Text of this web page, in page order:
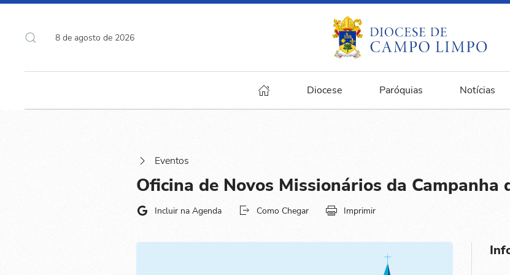
8 de agosto de 2026
Diocese Paróquias Notícias
Eventos
Oficina de Novos Missionários da Campanha
Incluir na Agenda Como Chegar Imprimir